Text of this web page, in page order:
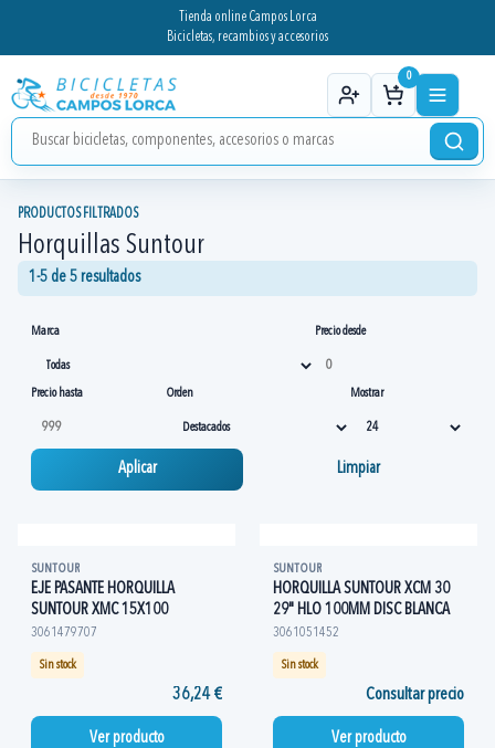
Tienda online Campos Lorca
Bicicletas, recambios y accesorios
0
PRODUCTOS FILTRADOS
Horquillas Suntour
1-5 de 5 resultados
Marca Precio desde
Precio hasta Orden Mostrar
Aplicar Limpiar
SUNTOUR
EJE PASANTE HORQUILLA
SUNTOUR XMC 15X100
3061479707
Sin stock
36,24 €
Ver producto
SUNTOUR
HORQUILLA SUNTOUR XCM 30
29" HLO 100MM DISC BLANCA
3061051452
Sin stock
Consultar precio
Ver producto